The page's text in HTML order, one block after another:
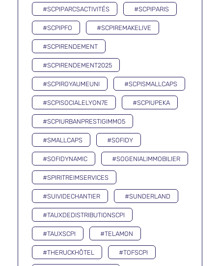
#SCPIPARCSACTIVITÉS #SCPIPARIS
#SCPIPFO #SCPIREMAKELIVE
#SCPIRENDEMENT
#SCPIRENDEMENT2025
#SCPIROYAUMEUNI #SCPISMALLCAPS
#SCPISOCIALELYON7E #SCPIUPEKA
#SCPIURBANPRESTIGIMMO5
#SMALLCAPS #SOFIDY
#SOFIDYNAMIC #SOGENIALIMMOBILIER
#SPIRITREIMSERVICES
#SUIVIDECHANTIER #SUNDERLAND
#TAUXDEDISTRIBUTIONSCPI
#TAUXSCPI #TELAMON
#THERUCKHÔTEL #TOFSCPI